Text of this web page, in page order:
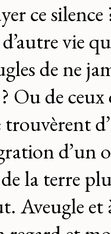
ce
vie
de ne
Ou de
d’un
la terre
Aveugle et